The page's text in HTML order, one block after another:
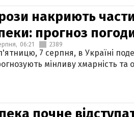
накриють
прогноз
06:21 2389
7 серпня, в Україні
мінливу хмарність та
почне